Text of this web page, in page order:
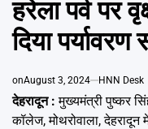
हरेला पर्व पर
दिया
onAugust 3, 2024 HNN Desk
देहरादून : मुख्यमंत्री पुष्कर
कॉलेज, मोथरोवाला, देहरादून